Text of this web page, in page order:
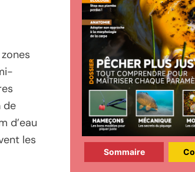
de
d’eau
les
Sommaire